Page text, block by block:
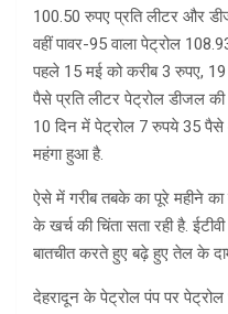
100.50 रुपए प्रति लीटर और
वहीं पावर-95 वाला पेट्रोल
पहले 15 मई को करीब 3 रुपए,
पैसे प्रति लीटर पेट्रोल डीजल
10 दिन में पेट्रोल 7 रुपये 35
महंगा हुआ है.
ऐसे में गरीब तबके का पूरे महीने का
के खर्च की चिंता सता रही है.
बातचीत करते हुए बढ़े हुए तेल के
देहरादून के पेट्रोल पंप पर